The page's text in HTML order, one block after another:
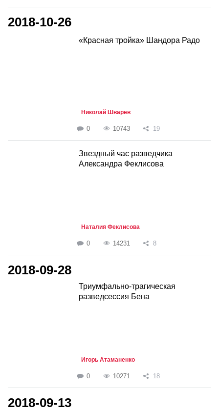
2018-10-26
«Красная тройка» Шандора Радо
Николай Шварев
0 10743 19
Звездный час разведчика
Александра Феклисова
Наталия Феклисова
0 14231 8
2018-09-28
Триумфально-трагическая
разведсессия Бена
Игорь Атаманенко
0 10271 18
2018-09-13